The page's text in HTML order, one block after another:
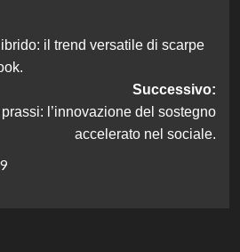
il trend versatile di scarpe
Successivo:
l’innovazione del sostegno
accelerato nel sociale.
9